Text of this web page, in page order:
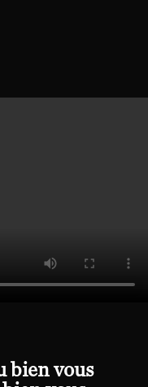
bien vous